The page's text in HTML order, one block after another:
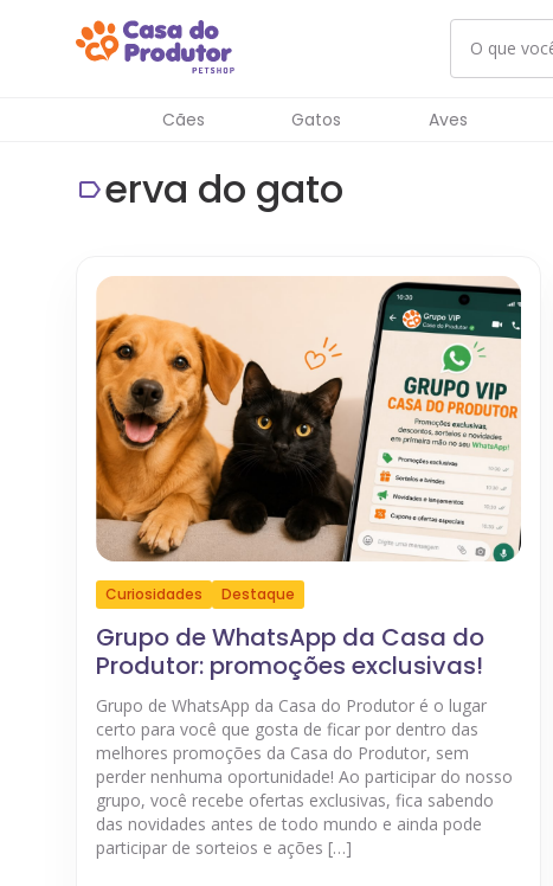
Cães Gatos Aves
erva do gato
Curiosidades Destaque
Grupo de WhatsApp da Casa do
Produtor: promoções exclusivas!
Grupo de WhatsApp da Casa do Produtor é o lugar
certo para você que gosta de ficar por dentro das
melhores promoções da Casa do Produtor, sem
perder nenhuma oportunidade! Ao participar do nosso
grupo, você recebe ofertas exclusivas, fica sabendo
das novidades antes de todo mundo e ainda pode
participar de sorteios e ações […]